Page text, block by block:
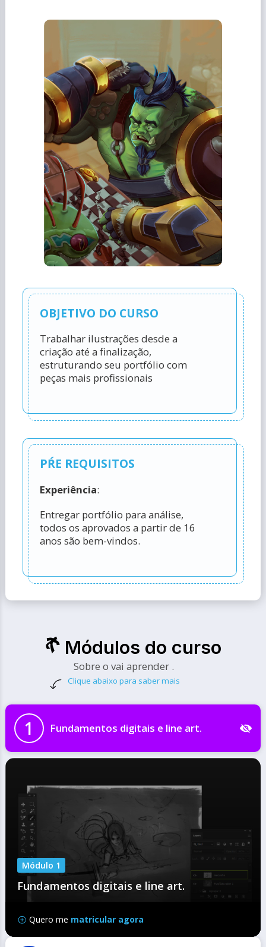
OBJETIVO DO CURSO
Trabalhar ilustrações desde a
criação até a finalização,
estruturando seu portfólio com
peças mais profissionais
PŔE REQUISITOS
Experiência:
Entregar portfólio para análise,
todos os aprovados a partir de 16
anos são bem-vindos.
Módulos do curso
Sobre o vai aprender .
Clique abaixo para saber mais
1 Fundamentos digitais e line art.
Módulo 1
Fundamentos digitais e line art.
Explore os conceitos essenciais para a criação e
manipulação de arquivos digitais neste módulo imperdível.
arquivos digitalizados para aprimorar suas criações. Aplique
Quero me matricular agora